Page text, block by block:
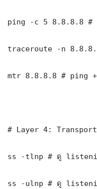
ping -c 5 8.8.8.8 #
traceroute -n
mtr 8.8.8.8 # ping
# Layer 4: Transport
ss -tlnp # ดู
ss -ulnp # ดู